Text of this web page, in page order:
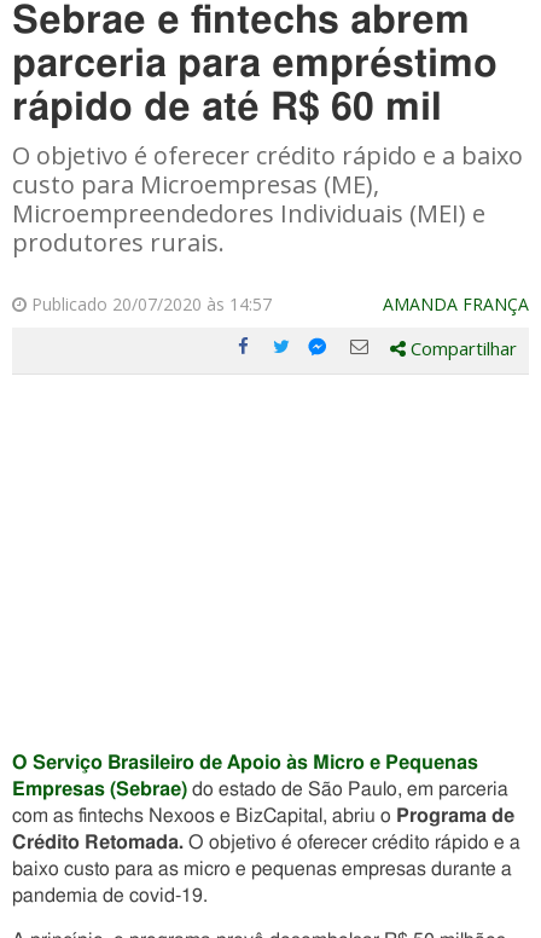
Sebrae e fintechs abrem
parceria para empréstimo
rápido de até R$ 60 mil
O objetivo é oferecer crédito rápido e a baixo
custo para Microempresas (ME),
Microempreendedores Individuais (MEI) e
produtores rurais.
Publicado 20/07/2020 às 14:57 AMANDA FRANÇA
Compartilhe
Compartilhe
Compartilhe
Compartilhe
Compartilhar
O Serviço Brasileiro de Apoio às Micro e Pequenas
Empresas (Sebrae) do estado de São Paulo, em parceria
com as fintechs Nexoos e BizCapital, abriu o Programa de
Crédito Retomada. O objetivo é oferecer crédito rápido e a
baixo custo para as micro e pequenas empresas durante a
pandemia de covid-19.